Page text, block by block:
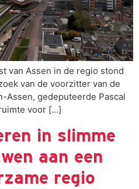
van Assen in de regio stond
van de voorzitter van de
Assen, gedeputeerde Pascal
voor […]
in slimme
aan een
regio